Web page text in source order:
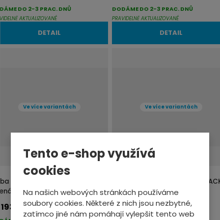
Tento e-shop využívá
cookies
Na našich webových stránkách používáme
soubory cookies. Některé z nich jsou nezbytné,
zatímco jiné nám pomáhají vylepšit tento web
DETAIL
DO 2-3 PRAC. DNŮ
AKTUALIZOVANÉ
DETAIL
DODÁME DO 2-3 PRAC. DNŮ
PRAVIDELNĚ AKTUALIZOVANÉ
Ve více variantách
dětská MET HOORAY MIPS
les
1939,-
Ve více variantách
Přilba dětská MET
MIPS
od1939,-